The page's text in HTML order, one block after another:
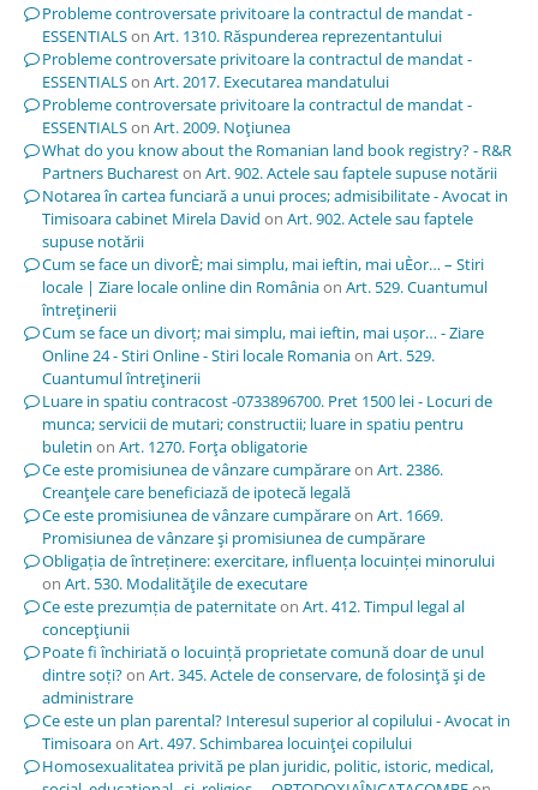
Probleme controversate privitoare la contractul de mandat -
ESSENTIALSon Art. 1310. Răspunderea reprezentantului
Probleme controversate privitoare la contractul de mandat -
ESSENTIALSon Art. 2017. Executarea mandatului
Probleme controversate privitoare la contractul de mandat -
ESSENTIALSon Art. 2009. Noţiunea
What do you know about the Romanian land book registry? - R&R
Partners Buchareston Art. 902. Actele sau faptele supuse notării
Notarea în cartea funciară a unui proces; admisibilitate - Avocat in
Timisoara cabinet Mirela David on Art. 902. Actele sau faptele
supuse notării
Cum se face un divorÈ; mai simplu, mai ieftin, mai uÈor… – Stiri
locale | Ziare locale online din Româniaon Art. 529. Cuantumul
întreţinerii
Cum se face un divorț; mai simplu, mai ieftin, mai ușor… - Ziare
Online 24 - Stiri Online - Stiri locale Romaniaon Art. 529.
Cuantumul întreţinerii
Luare in spatiu contracost -0733896700. Pret 1500 lei - Locuri de
munca; servicii de mutari; constructii; luare in spatiu pentru
buletin on Art. 1270. Forţa obligatorie
Ce este promisiunea de vânzare cumpărareon Art. 2386.
Creanţele care beneficiază de ipotecă legală
Ce este promisiunea de vânzare cumpărareon Art. 1669.
Promisiunea de vânzare şi promisiunea de cumpărare
Obligația de întreținere: exercitare, influența locuinței minorului
on Art. 530. Modalităţile de executare
Ce este prezumția de paternitateon Art. 412. Timpul legal al
concepţiunii
Poate fi închiriată o locuință proprietate comună doar de unul
dintre soți?on Art. 345. Actele de conservare, de folosinţă şi de
administrare
Ce este un plan parental? Interesul superior al copilului - Avocat in
Timisoaraon Art. 497. Schimbarea locuinţei copilului
Homosexualitatea privită pe plan juridic, politic, istoric, medical,